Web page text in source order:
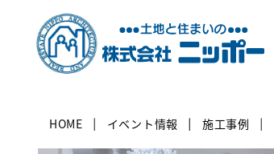
HOME イベント情報 施工事例